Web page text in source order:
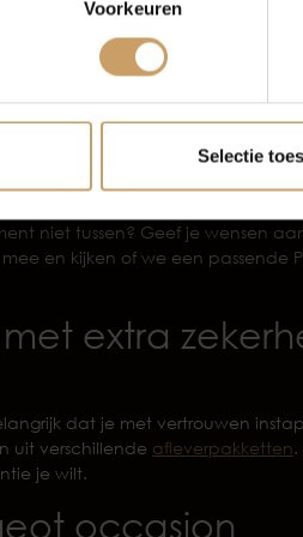
Voorkeuren
Selectie
uitvoering bij je past en of de
verwachtingen.
de tijd om je goed te adviseren.
in en rondom Nijmegen, maak je
gezinsauto? Ook bespreken
inruil, financiering, garantie en
niet tussen? Geef je wensen
en kijken of we een passende
extra
dat je met vertrouwen
uit verschillende afleverpakketten.
je wilt.
occasion
Verkoop